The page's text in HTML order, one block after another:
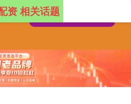
资 相关话题